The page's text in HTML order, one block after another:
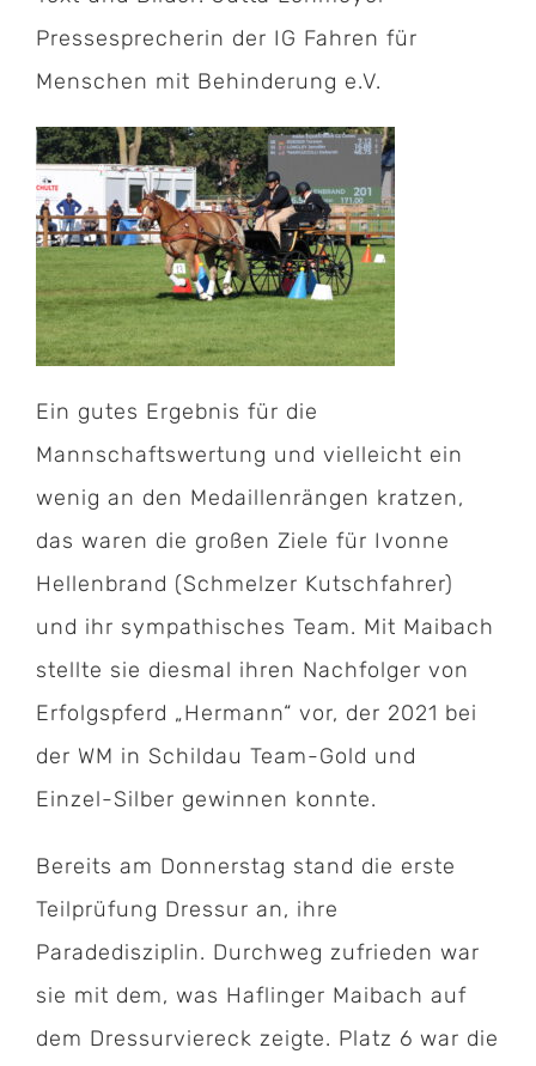
Pressesprecherin der IG Fahren für
Menschen mit Behinderung e.V.
Ein gutes Ergebnis für die
Mannschaftswertung und vielleicht ein
wenig an den Medaillenrängen kratzen,
das waren die großen Ziele für Ivonne
Hellenbrand (Schmelzer Kutschfahrer)
und ihr sympathisches Team. Mit Maibach
stellte sie diesmal ihren Nachfolger von
Erfolgspferd „Hermann“ vor, der 2021 bei
der WM in Schildau Team-Gold und
Einzel-Silber gewinnen konnte.
Bereits am Donnerstag stand die erste
Teilprüfung Dressur an, ihre
Paradedisziplin. Durchweg zufrieden war
sie mit dem, was Haflinger Maibach auf
dem Dressurviereck zeigte. Platz 6 war die